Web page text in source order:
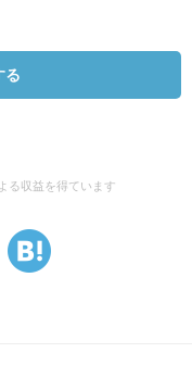
る
る収益を得ています